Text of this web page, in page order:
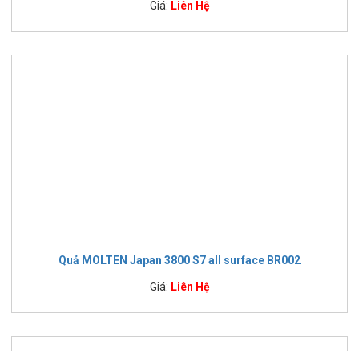
Giá: Liên Hệ
Quả MOLTEN Japan 3800 S7 all surface BR002
Giá: Liên Hệ